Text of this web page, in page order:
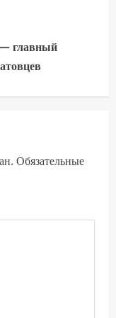
— главный
Обязательные